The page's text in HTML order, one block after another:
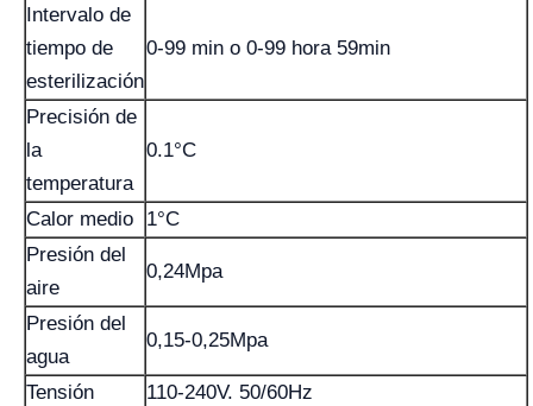
Intervalo de
tiempo de
esterilización
0-99 min o 0-99 hora 59min
Precisión de
la
temperatura
0.1°C
Calor medio
1°C
Presión del
aire
0,24Mpa
Presión del
agua
0,15-0,25Mpa
Tensión
110-240V. 50/60Hz